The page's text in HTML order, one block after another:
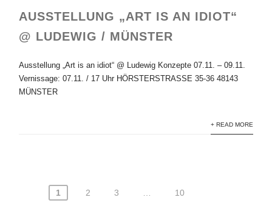
AUSSTELLUNG „ART IS AN IDIOT“
@ LUDEWIG / MÜNSTER
Ausstellung „Art is an idiot“ @ Ludewig Konzepte 07.11. – 09.11.
Vernissage: 07.11. / 17 Uhr HÖRSTERSTRASSE 35-36 48143
MÜNSTER
+ READ MORE
Seitennummerierung
1 2 3 10